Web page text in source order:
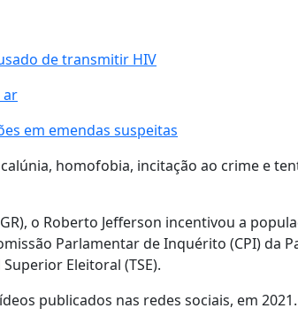
de transmitir HIV
ar
em emendas suspeitas
homofobia, incitação ao crime e
o Roberto Jefferson incentivou a
Parlamentar de Inquérito (CPI) da
Eleitoral (TSE).
publicados nas redes sociais, em 2021.